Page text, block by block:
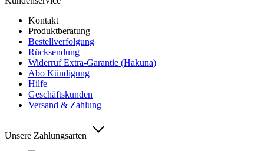
Kontakt
Produktberatung
Bestellverfolgung
Rücksendung
Widerruf Extra-Garantie (Hakuna)
Abo Kündigung
Hilfe
Geschäftskunden
Versand & Zahlung
Unsere Zahlungsarten